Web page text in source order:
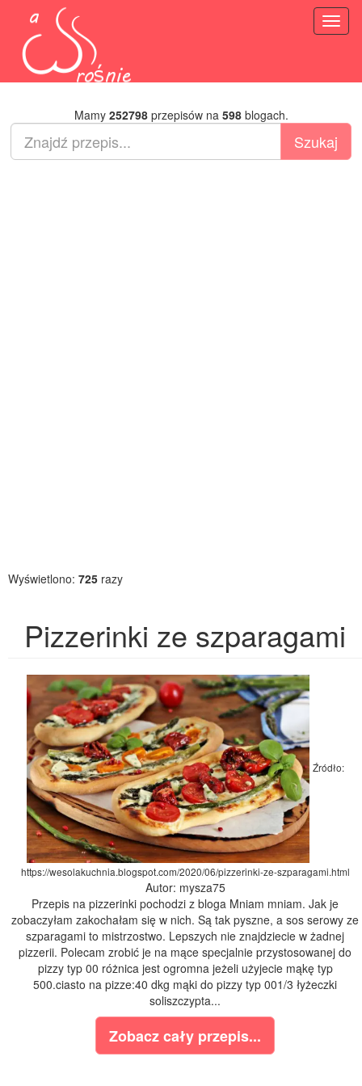
Mamy 252798przepisów na 598blogach.
Wyświetlono: 725 razy
Pizzerinki ze szparagami
Źródło:
https://wesolakuchnia.blogspot.com/2020/06/pizzerinki-ze-szparagami.html
Autor: mysza75
Przepis na pizzerinki pochodzi z bloga Mniam mniam. Jak je
zobaczyłam zakochałam się w nich. Są tak pyszne, a sos serowy ze
szparagami to mistrzostwo. Lepszych nie znajdziecie w żadnej
pizzerii. Polecam zrobić je na mące specjalnie przystosowanej do
pizzy typ 00 różnica jest ogromna jeżeli użyjecie mąkę typ
500.ciasto na pizze:40 dkg mąki do pizzy typ 001/3 łyżeczki
soliszczypta...
Zobacz cały przepis...